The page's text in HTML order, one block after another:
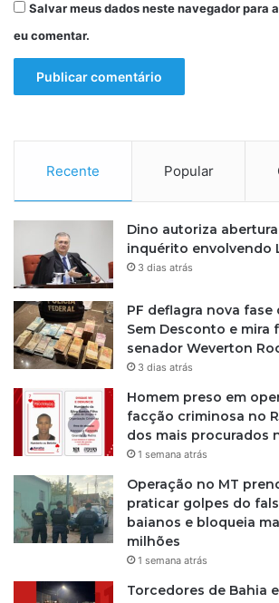
Salvar meus dados neste navegador para
eu comentar.
Recente Popular
Dino autoriza
inquérito envolvendo
3 dias atrás
PF deflagra nova fase
Sem Desconto e mira
senador Weverton
3 dias atrás
Homem preso em
facção criminosa no
dos mais procurados
1 semana atrás
Operação no MT
praticar golpes do
baianos e bloqueia
milhões
1 semana atrás
Torcedores de Bahia